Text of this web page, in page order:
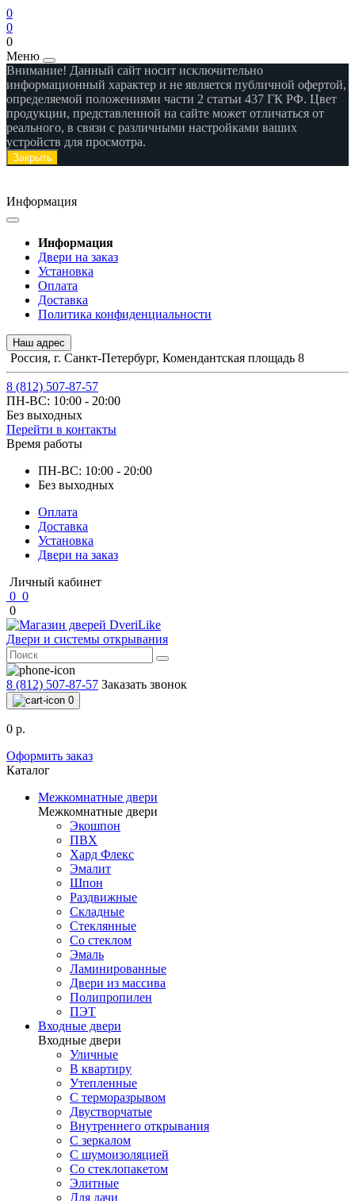
0
0
0
Меню
Внимание! Данный сайт носит исключительно
информационный характер и не является публичной офертой,
определяемой положениями части 2 статьи 437 ГК РФ. Цвет
продукции, представленной на сайте может отличаться от
реального, в связи с различными настройками ваших
устройств для просмотра.
Закрыть
Информация
Информация
Двери на заказ
Установка
Оплата
Доставка
Политика конфиденциальности
Наш адрес
Россия, г. Санкт-Петербург, Комендантская площадь 8
8 (812) 507-87-57
ПН-ВС: 10:00 - 20:00
Без выходных
Перейти в контакты
Время работы
ПН-ВС: 10:00 - 20:00
Без выходных
Оплата
Доставка
Установка
Двери на заказ
Личный кабинет
0 0
0
Двери и системы открывания
8 (812) 507-87-57 Заказать звонок
0
0 р.
Оформить заказ
Каталог
Межкомнатные двери
Межкомнатные двери
Экошпон
ПВХ
Хард Флекс
Эмалит
Шпон
Раздвижные
Складные
Стеклянные
Со стеклом
Эмаль
Ламинированные
Двери из массива
Полипропилен
ПЭТ
Входные двери
Входные двери
Уличные
В квартиру
Утепленные
С терморазрывом
Двустворчатые
Внутреннего открывания
С зеркалом
С шумоизоляцией
Со стеклопакетом
Элитные
Для дачи